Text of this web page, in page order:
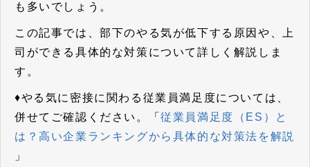
も多いでしょう。
この記事では、部下のやる気が低下する原因や、上
司ができる具体的な対策について詳しく解説しま
す。
♦やる気に密接に関わる従業員満足度については、
併せてご確認ください。「従業員満足度（ES）と
は？高い企業ランキングから具体的な対策法を解説
」